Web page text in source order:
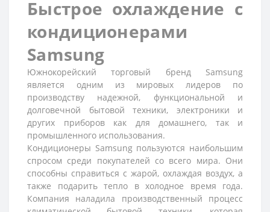
Быстрое охлаждение с
кондиционерами
Samsung
Южнокорейский торговый бренд Samsung
является одним из мировых лидеров по
производству надежной, функциональной и
долговечной бытовой техники, электроники и
других приборов как для домашнего, так и
промышленного использования.
Кондиционеры Samsung пользуются наибольшим
спросом среди покупателей со всего мира. Они
способны справиться с жарой, охлаждая воздух, а
также подарить тепло в холодное время года.
Компания наладила производственный процесс